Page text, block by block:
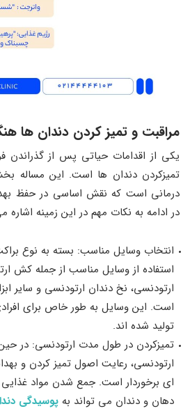
مراقبت و تمیز کردن دندان ‌ها
یکی از اقدامات حیاتی پس از گذراندن
تمیزکردن دندان ‌ها است. این مساله
درمانی است که نقش اساسی در حفظ
در ادامه به نکات مهم در این زمینه اشاره
انتخاب وسایل مناسب: بسته به نوع
استفاده از وسایل مناسب از جمله
ارتودنسی، نخ دندان ارتودنسی و سایر
است. این وسایل به طور خاص برای
تولید شده ‌اند.
تمیزکردن در طول مدت ارتودنسی: در حین
ارتودنسی، رعایت اصول تمیز کردن و
ای برخوردار است. جمع ‌شدن مواد
دهان و دندان می ‌تواند به پوسیدگی